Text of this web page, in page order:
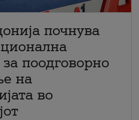
почнува
поодговорно
на
во